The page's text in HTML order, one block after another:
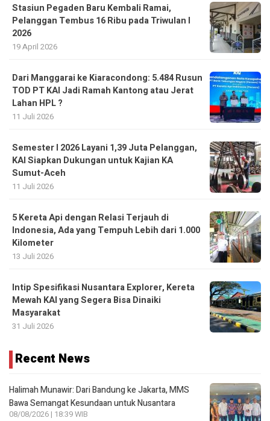
Stasiun Pegaden Baru Kembali Ramai,
Pelanggan Tembus 16 Ribu pada Triwulan I
2026
19 April 2026
Dari Manggarai ke Kiaracondong: 5.484 Rusun
TOD PT KAI Jadi Ramah Kantong atau Jerat
Lahan HPL ?
11 Juli 2026
Semester I 2026 Layani 1,39 Juta Pelanggan,
KAI Siapkan Dukungan untuk Kajian KA
Sumut-Aceh
11 Juli 2026
5 Kereta Api dengan Relasi Terjauh di
Indonesia, Ada yang Tempuh Lebih dari 1.000
Kilometer
13 Juli 2026
Intip Spesifikasi Nusantara Explorer, Kereta
Mewah KAI yang Segera Bisa Dinaiki
Masyarakat
31 Juli 2026
Recent News
Halimah Munawir: Dari Bandung ke Jakarta, MMS
Bawa Semangat Kesundaan untuk Nusantara
08/08/2026 | 18:39 WIB